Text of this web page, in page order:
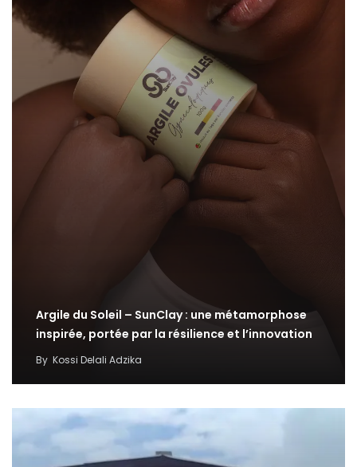
Argile du Soleil – SunClay : une métamorphose
inspirée, portée par la résilience et l’innovation
By Kossi Delali Adzika